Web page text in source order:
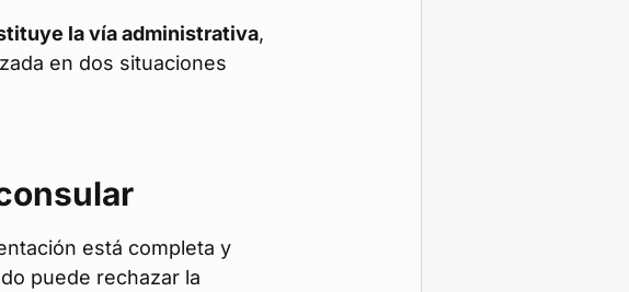
la vía administrativa,
en dos situaciones
está completa y
puede rechazar la